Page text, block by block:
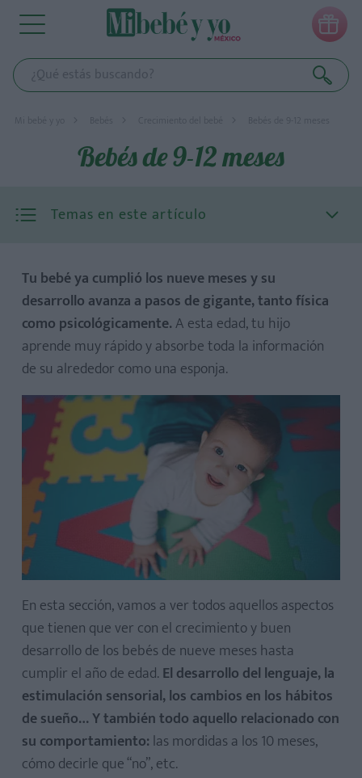

Mi bebé y yo Bebés Crecimiento del bebé Bebés de 9-12 meses
Bebés de 9-12 meses
Temas en este artículo
Tu bebé ya cumplió los nueve meses y su
desarrollo avanza a pasos de gigante, tanto física
como psicológicamente.A esta edad, tu hijo
aprende muy rápido y absorbe toda la información
de su alrededor como una esponja.
En esta sección, vamos a ver todos aquellos aspectos
que tienen que ver con el crecimiento y buen
desarrollo de los bebés de nueve meses hasta
cumplir el año de edad. El desarrollo del lenguaje, la
estimulación sensorial, los cambios en los hábitos
de sueño… Y también todo aquello relacionado con
su comportamiento: las mordidas a los 10 meses,
cómo decirle que “no”, etc.